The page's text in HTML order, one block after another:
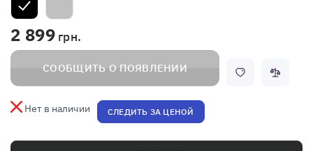
2 899 грн.
СООБЩИТЬ О ПОЯВЛЕНИИ
Нет в наличии СЛЕДИТЬ ЗА ЦЕНОЙ